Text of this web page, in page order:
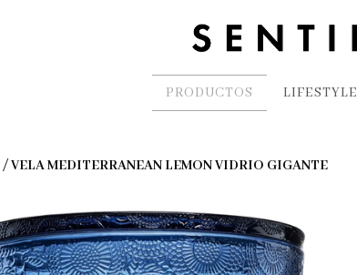
PRODUCTOS LIFESTYLE
/VELA MEDITERRANEAN LEMON VIDRIO GIGANTE